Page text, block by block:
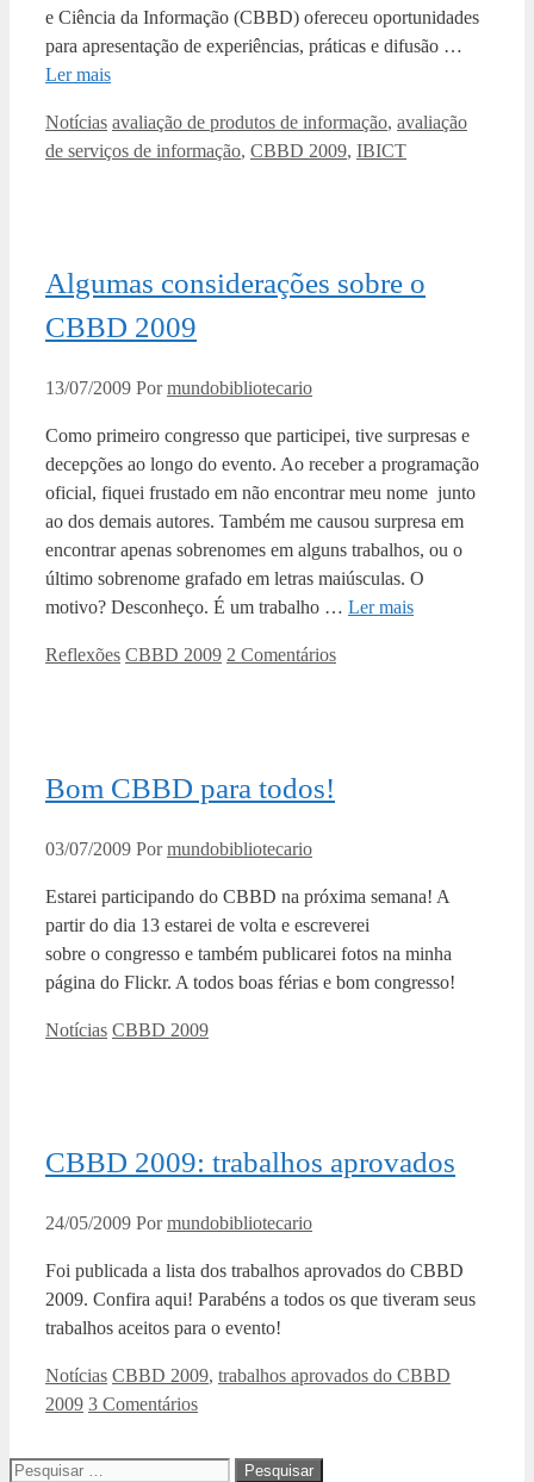
e Ciência da Informação (CBBD) ofereceu oportunidades
para apresentação de experiências, práticas e difusão …
Ler mais
Categorias
Notícias Tags
avaliação de produtos de informação, avaliação
de serviços de informação, CBBD 2009, IBICT
Algumas considerações sobre o
CBBD 2009
13/07/2009 Pormundobibliotecario
Como primeiro congresso que participei, tive surpresas e
decepções ao longo do evento. Ao receber a programação
oficial, fiquei frustado em não encontrar meu nome junto
ao dos demais autores. Também me causou surpresa em
encontrar apenas sobrenomes em alguns trabalhos, ou o
último sobrenome grafado em letras maiúsculas. O
motivo? Desconheço. É um trabalho … Ler mais
Categorias
Reflexões Tags
CBBD 2009 2 Comentários
Bom CBBD para todos!
03/07/2009 Pormundobibliotecario
Estarei participando do CBBD na próxima semana! A
partir do dia 13 estarei de volta e escreverei
sobre o congresso e também publicarei fotos na minha
página do Flickr. A todos boas férias e bom congresso!
Categorias
Notícias Tags
CBBD 2009
CBBD 2009: trabalhos aprovados
24/05/2009 Pormundobibliotecario
Foi publicada a lista dos trabalhos aprovados do CBBD
2009. Confira aqui! Parabéns a todos os que tiveram seus
trabalhos aceitos para o evento!
Categorias
Notícias Tags
CBBD 2009, trabalhos aprovados do CBBD
2009 3 Comentários
Pesquisar